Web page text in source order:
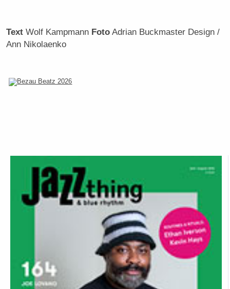
Text Wolf Kampmann Foto Adrian Buckmaster Design /
Ann Nikolaenko